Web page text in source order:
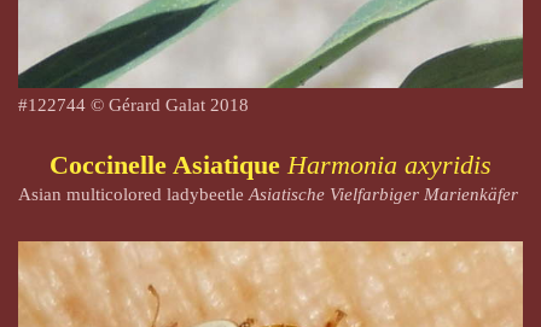
#122744 © Gérard Galat 2018
Coccinelle Asiatique Harmonia axyridis
Asian multicolored ladybeetleAsiatische Vielfarbiger Marienkäfer